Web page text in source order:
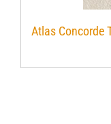
Atlas Concorde